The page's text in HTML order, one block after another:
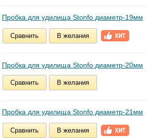
Пробка для удилища Stonfo диаметр-19мм
Сравнить В желания
Пробка для удилища Stonfo диаметр-20мм
Сравнить В желания
Пробка для удилища Stonfo диаметр-21мм
Сравнить В желания